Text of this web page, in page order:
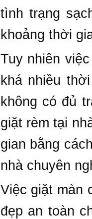
tình trạng
khoảng thời
Tuy nhiên việc
khá nhiều
không có đủ
giặt rèm tại
gian bằng
nhà chuyên
Việc giặt màn
đẹp an toàn